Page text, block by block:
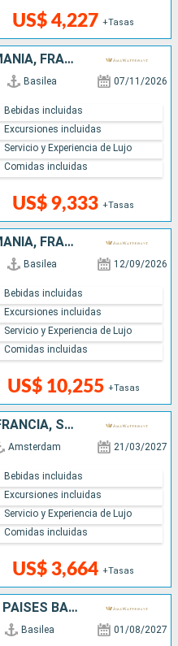
US$ 4,227 +Tasas
SUIZA, PAISES BAJOS, ALEMANIA, FRANCIA, BÉLGICA, REPÚBLICA DOMINICANA
Basilea 07/11/2026
US$ 9,333 +Tasas
Bebidas incluidas
Excursiones incluidas
Servicio y Experiencia de Lujo
Comidas incluidas
SUIZA, PAISES BAJOS, ALEMANIA, FRANCIA, BÉLGICA, REPÚBLICA DOMINICANA
Basilea 12/09/2026
US$ 10,255 +Tasas
Bebidas incluidas
Excursiones incluidas
Servicio y Experiencia de Lujo
Comidas incluidas
PAISES BAJOS, ALEMANIA, FRANCIA, SUIZA
Amsterdam 21/03/2027
US$ 3,664 +Tasas
Bebidas incluidas
Excursiones incluidas
Servicio y Experiencia de Lujo
Comidas incluidas
SUIZA, FRANCIA, ALEMANIA, PAISES BAJOS
Basilea 01/08/2027